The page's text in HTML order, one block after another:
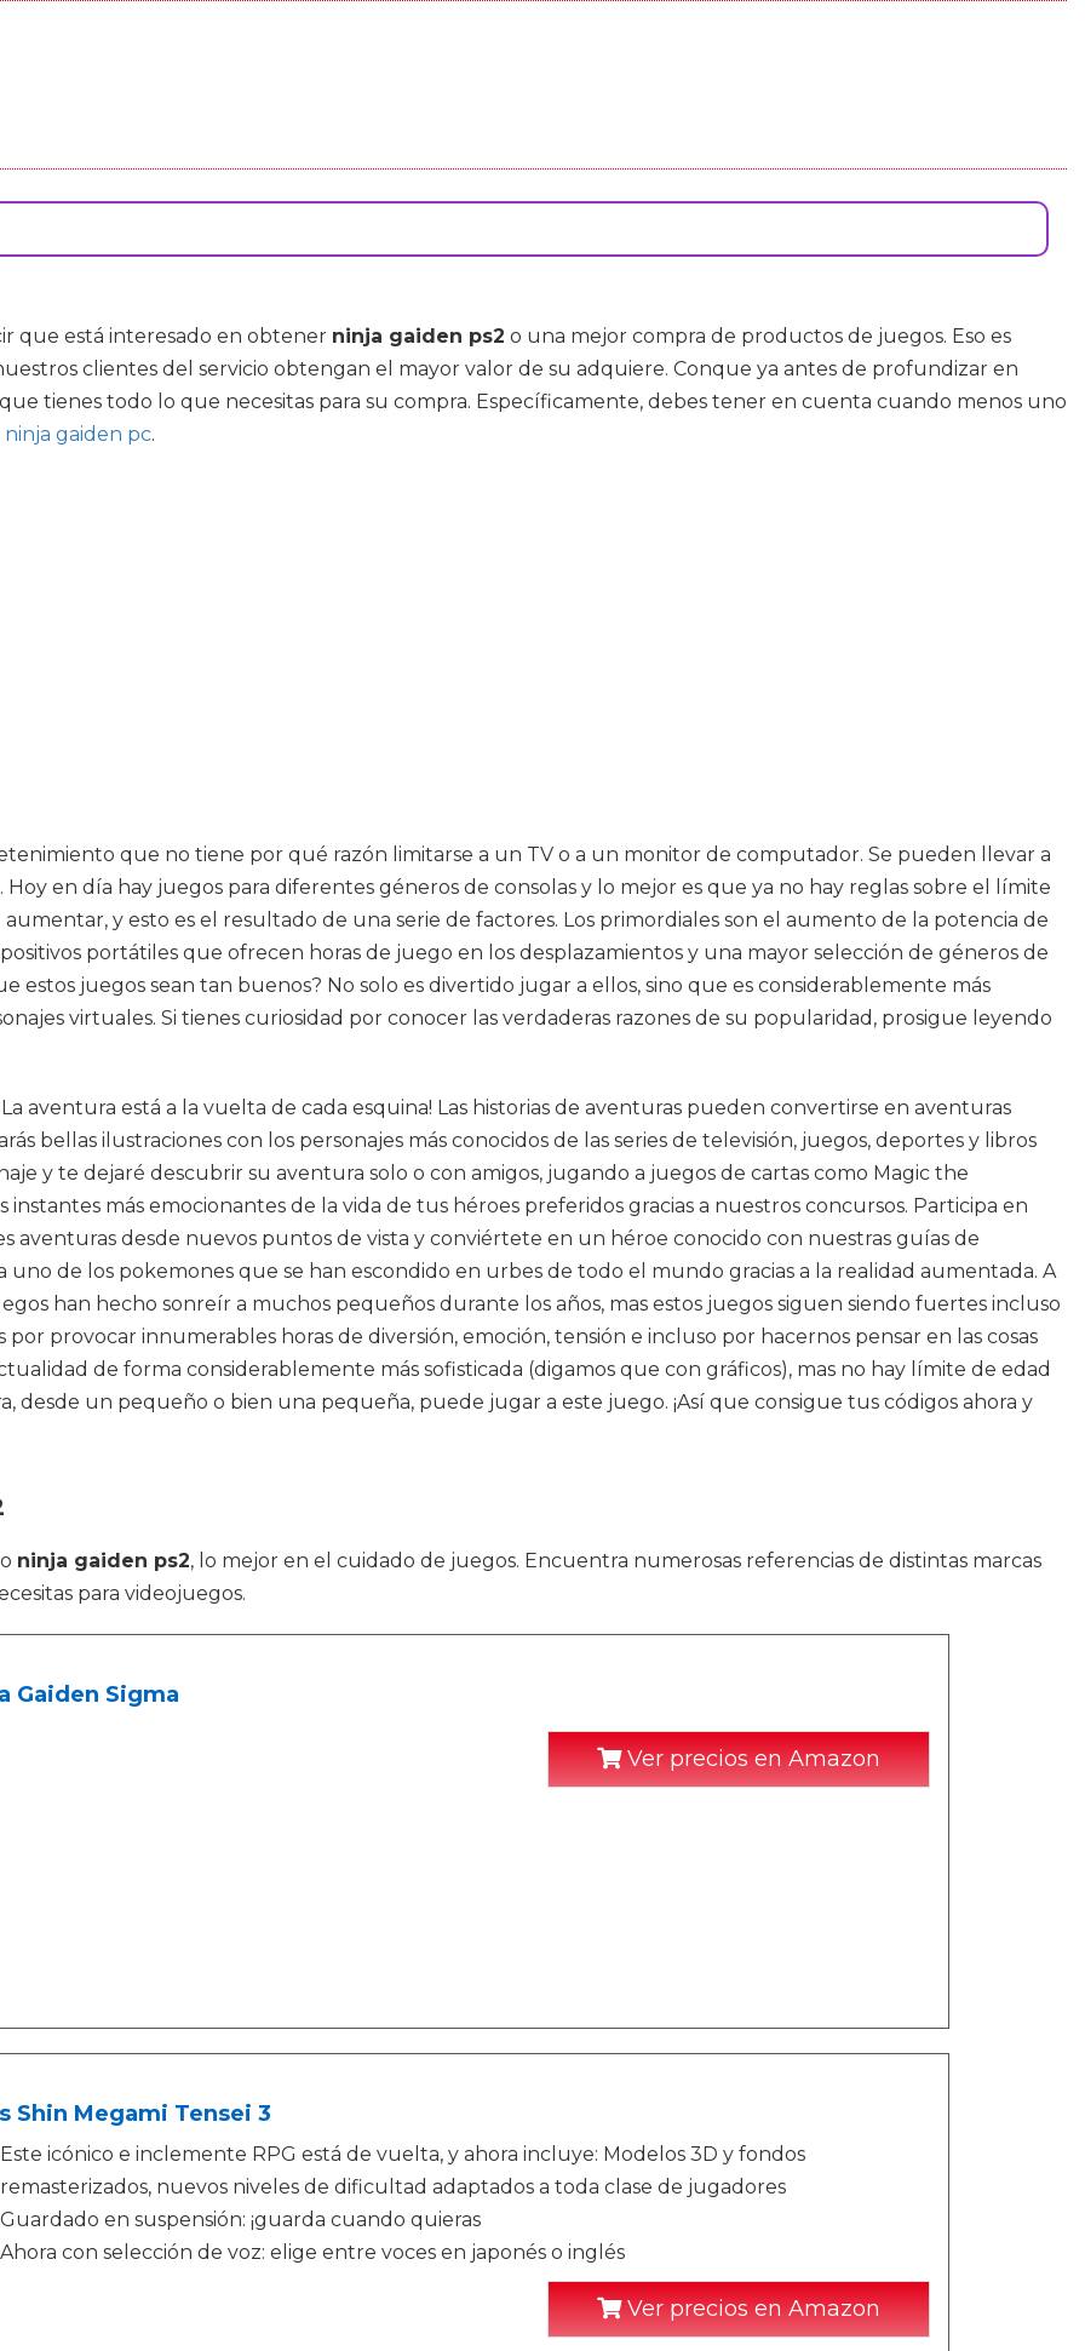
que está interesado en obtener ninja gaiden ps2 o una mejor compra de productos de juegos. Eso es
clientes del servicio obtengan el mayor valor de su adquiere. Conque ya antes de profundizar en
tienes todo lo que necesitas para su compra. Específicamente, debes tener en cuenta cuando menos uno
ninja gaiden pc.
que no tiene por qué razón limitarse a un TV o a un monitor de computador. Se pueden llevar a
en día hay juegos para diferentes géneros de consolas y lo mejor es que ya no hay reglas sobre el límite
y esto es el resultado de una serie de factores. Los primordiales son el aumento de la potencia de
portátiles que ofrecen horas de juego en los desplazamientos y una mayor selección de géneros de
estos juegos sean tan buenos? No solo es divertido jugar a ellos, sino que es considerablemente más
virtuales. Si tienes curiosidad por conocer las verdaderas razones de su popularidad, prosigue leyendo
aventura está a la vuelta de cada esquina! Las historias de aventuras pueden convertirse en aventuras
bellas ilustraciones con los personajes más conocidos de las series de televisión, juegos, deportes y libros
y te dejaré descubrir su aventura solo o con amigos, jugando a juegos de cartas como Magic the
instantes más emocionantes de la vida de tus héroes preferidos gracias a nuestros concursos. Participa en
aventuras desde nuevos puntos de vista y conviértete en un héroe conocido con nuestras guías de
de los pokemones que se han escondido en urbes de todo el mundo gracias a la realidad aumentada. A
han hecho sonreír a muchos pequeños durante los años, mas estos juegos siguen siendo fuertes incluso
provocar innumerables horas de diversión, emoción, tensión e incluso por hacernos pensar en las cosas
de forma considerablemente más sofisticada (digamos que con gráficos), mas no hay límite de edad
desde un pequeño o bien una pequeña, puede jugar a este juego. ¡Así que consigue tus códigos ahora y
ninja gaiden ps2, lo mejor en el cuidado de juegos. Encuentra numerosas referencias de distintas marcas
para videojuegos.
Gaiden Sigma
Ver precios en Amazon
Shin Megami Tensei 3
Este icónico e inclemente RPG está de vuelta, y ahora incluye: Modelos 3D y fondos
remasterizados, nuevos niveles de dificultad adaptados a toda clase de jugadores
Guardado en suspensión: ¡guarda cuando quieras
Ahora con selección de voz: elige entre voces en japonés o inglés
Ver precios en Amazon